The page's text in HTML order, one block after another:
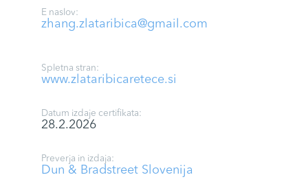
E naslov:
zhang.zlataribica@gmail.com
Spletna stran:
www.zlataribicaretece.si
Datum izdaje certifikata:
28.2.2026
Preverja in izdaja:
Dun & Bradstreet Slovenija